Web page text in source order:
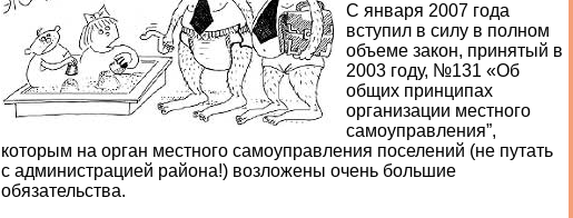
С января 2007 года
вступил в силу в полном
объеме закон, принятый в
2003 году, №131 «Об
общих принципах
организации местного
самоуправления”,
которым на орган местного самоуправления поселений (не путать
с администрацией района!) возложены очень большие
обязательства.